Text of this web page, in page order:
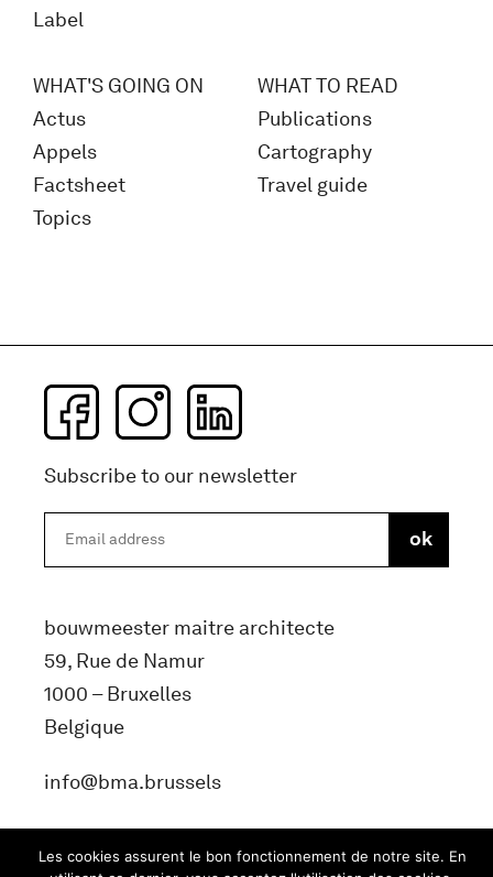
Label
WHAT'S GOING ON
Actus
Appels
Factsheet
Topics
WHAT TO READ
Publications
Cartography
Travel guide
Subscribe to our newsletter
bouwmeester maitre architecte
59, Rue de Namur
1000 – Bruxelles
Belgique
info@bma.brussels
Les cookies assurent le bon fonctionnement de notre site. En